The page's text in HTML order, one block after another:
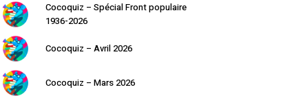
Cocoquiz – Spécial Front populaire
1936-2026
Cocoquiz – Avril 2026
Cocoquiz – Mars 2026